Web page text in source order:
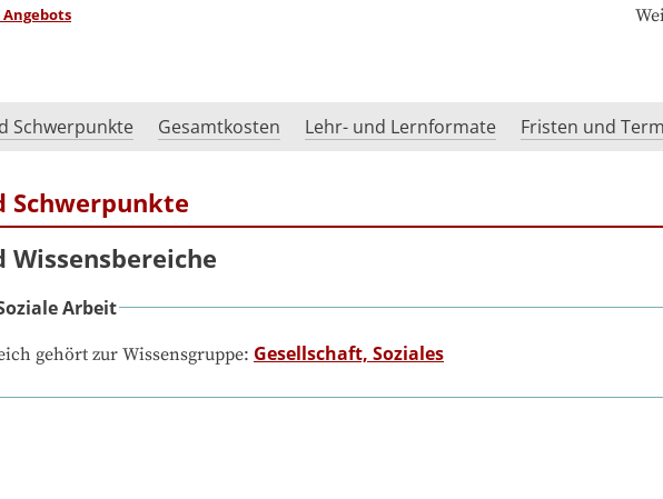
Schwerpunkte Gesamtkosten Lehr- und Lernformate Fristen und
Schwerpunkte
Wissensbereiche
Arbeit
gehört zur Wissensgruppe: Gesellschaft, Soziales